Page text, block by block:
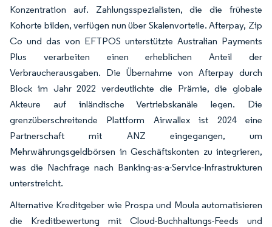
Konzentration auf. Zahlungsspezialisten, die die früheste
Kohorte bilden, verfügen nun über Skalenvorteile. Afterpay, Zip
Co und das von EFTPOS unterstützte Australian Payments
Plus verarbeiten einen erheblichen Anteil der
Verbraucherausgaben. Die Übernahme von Afterpay durch
Block im Jahr 2022 verdeutlichte die Prämie, die globale
Akteure auf inländische Vertriebskanäle legen. Die
grenzüberschreitende Plattform Airwallex ist 2024 eine
Partnerschaft mit ANZ eingegangen, um
Mehrwährungsgeldbörsen in Geschäftskonten zu integrieren,
was die Nachfrage nach Banking-as-a-Service-Infrastrukturen
unterstreicht.
Alternative Kreditgeber wie Prospa und Moula automatisieren
die Kreditbewertung mit Cloud-Buchhaltungs-Feeds und